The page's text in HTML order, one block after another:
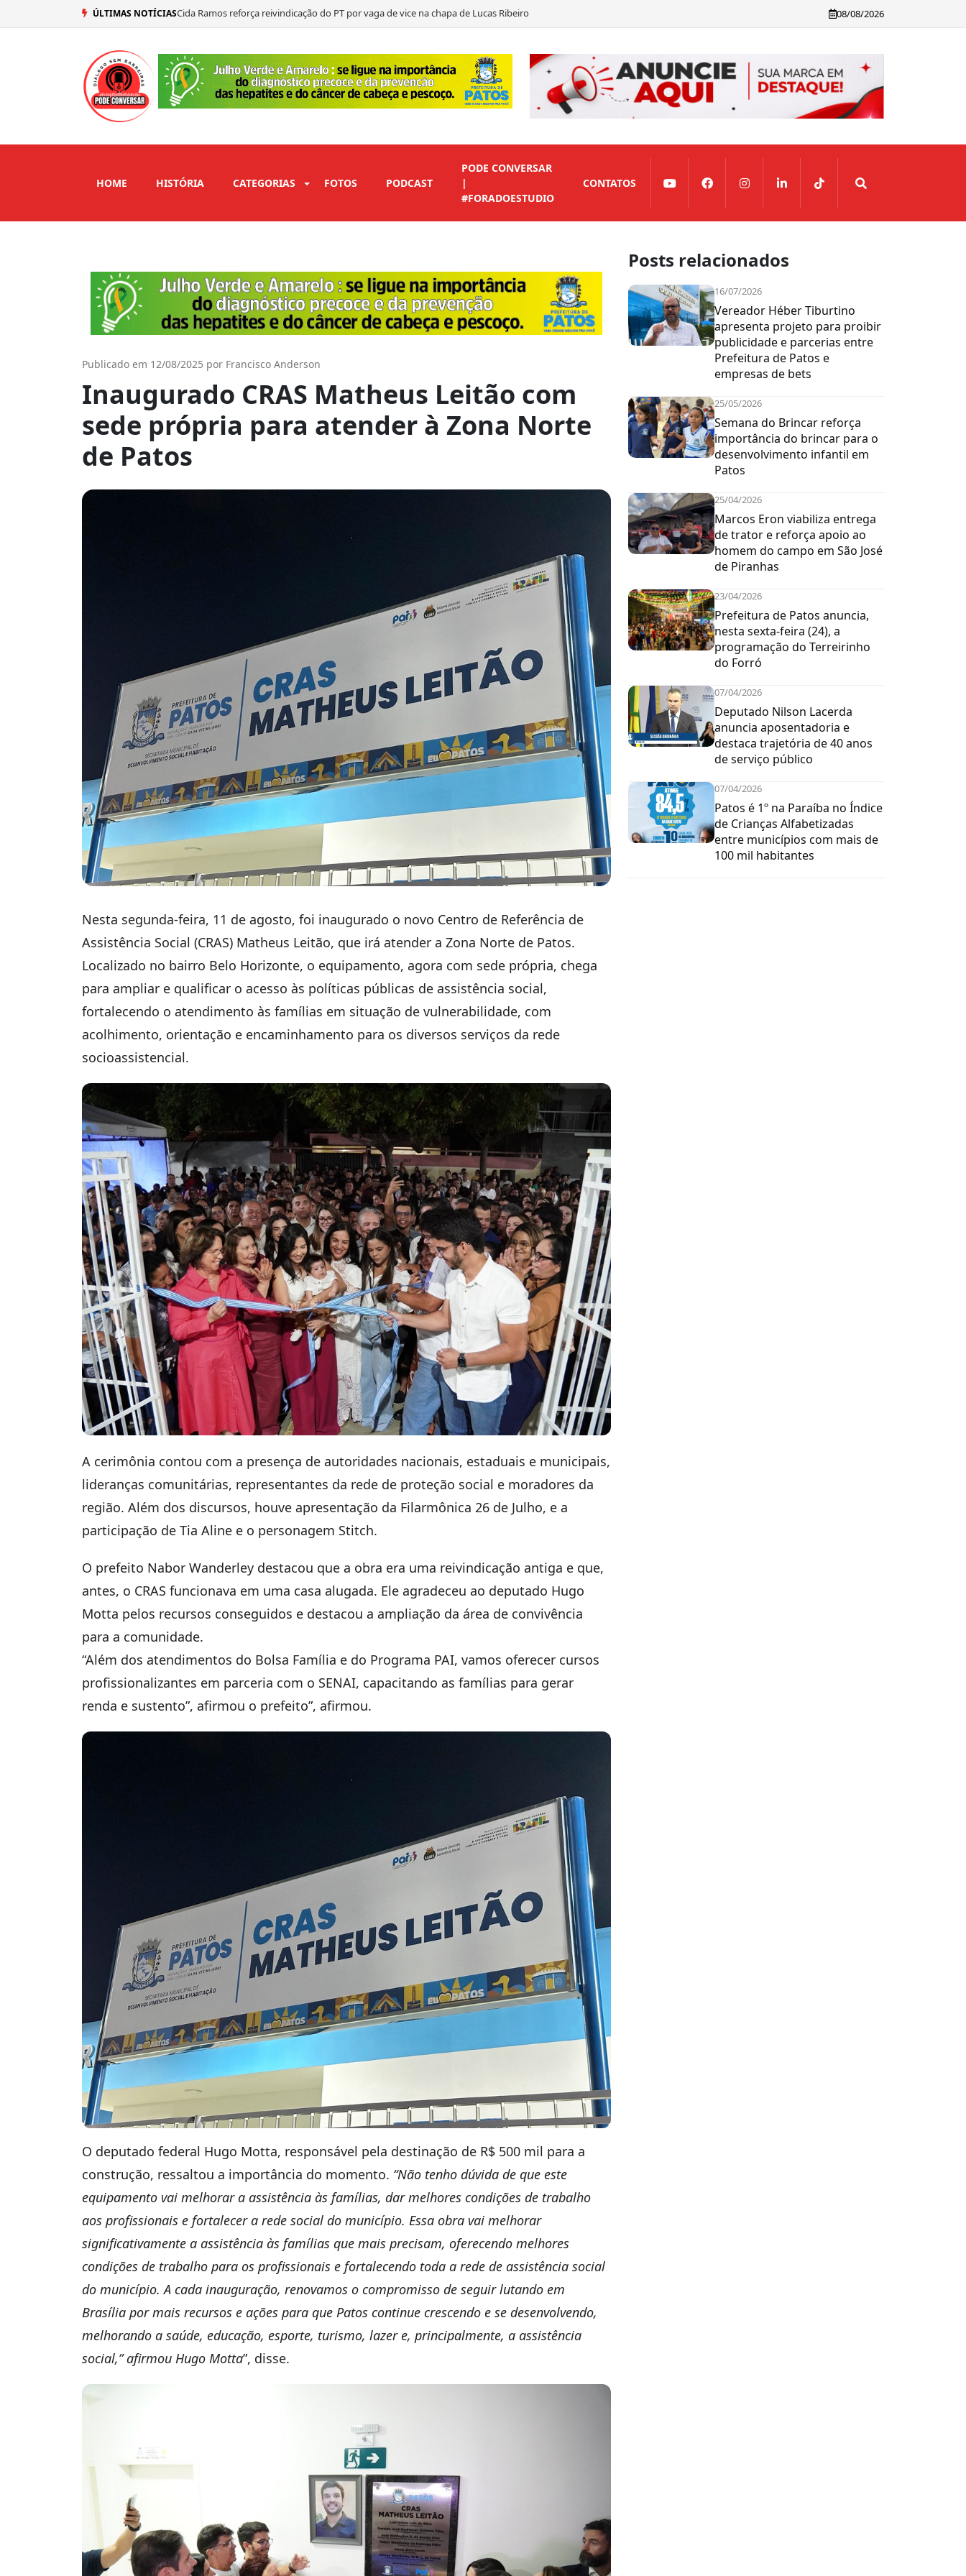
ÚLTIMAS NOTÍCIASPresidente do PSDB, Aécio Neves anuncia filiação de Leo
Renato Feliciano é confirmado segundo suplente de Nabor…
08/08/2026
HOME HISTÓRIA CATEGORIAS FOTOS PODCAST
PODE CONVERSAR
|
#FORADOESTUDIO
CONTATOS
Publicado em 12/08/2025 por Francisco Anderson
Inaugurado CRAS Matheus Leitão com
sede própria para atender à Zona Norte
de Patos
Nesta segunda-feira, 11 de agosto, foi inaugurado o novo Centro de Referência de
Assistência Social (CRAS) Matheus Leitão, que irá atender a Zona Norte de Patos.
Localizado no bairro Belo Horizonte, o equipamento, agora com sede própria, chega
para ampliar e qualificar o acesso às políticas públicas de assistência social,
fortalecendo o atendimento às famílias em situação de vulnerabilidade, com
acolhimento, orientação e encaminhamento para os diversos serviços da rede
socioassistencial.
A cerimônia contou com a presença de autoridades nacionais, estaduais e municipais,
lideranças comunitárias, representantes da rede de proteção social e moradores da
região. Além dos discursos, houve apresentação da Filarmônica 26 de Julho, e a
participação de Tia Aline e o personagem Stitch.
O prefeito Nabor Wanderley destacou que a obra era uma reivindicação antiga e que,
antes, o CRAS funcionava em uma casa alugada. Ele agradeceu ao deputado Hugo
Motta pelos recursos conseguidos e destacou a ampliação da área de convivência
para a comunidade.
“Além dos atendimentos do Bolsa Família e do Programa PAI, vamos oferecer cursos
profissionalizantes em parceria com o SENAI, capacitando as famílias para gerar
renda e sustento”, afirmou o prefeito”, afirmou.
O deputado federal Hugo Motta, responsável pela destinação de R$ 500 mil para a
construção, ressaltou a importância do momento. “Não tenho dúvida de que este
equipamento vai melhorar a assistência às famílias, dar melhores condições de trabalho
aos profissionais e fortalecer a rede social do município. Essa obra vai melhorar
significativamente a assistência às famílias que mais precisam, oferecendo melhores
condições de trabalho para os profissionais e fortalecendo toda a rede de assistência social
do município. A cada inauguração, renovamos o compromisso de seguir lutando em
Brasília por mais recursos e ações para que Patos continue crescendo e se desenvolvendo,
melhorando a saúde, educação, esporte, turismo, lazer e, principalmente, a assistência
social,” afirmou Hugo Motta”, disse.
Posts relacionados
16/07/2026
Vereador Héber Tiburtino
apresenta projeto para proibir
publicidade e parcerias entre
Prefeitura de Patos e
empresas de bets
25/05/2026
Semana do Brincar reforça
importância do brincar para o
desenvolvimento infantil em
Patos
25/04/2026
Marcos Eron viabiliza entrega
de trator e reforça apoio ao
homem do campo em São José
de Piranhas
23/04/2026
Prefeitura de Patos anuncia,
nesta sexta-feira (24), a
programação do Terreirinho
do Forró
07/04/2026
Deputado Nilson Lacerda
anuncia aposentadoria e
destaca trajetória de 40 anos
de serviço público
07/04/2026
Patos é 1º na Paraíba no Índice
de Crianças Alfabetizadas
entre municípios com mais de
100 mil habitantes